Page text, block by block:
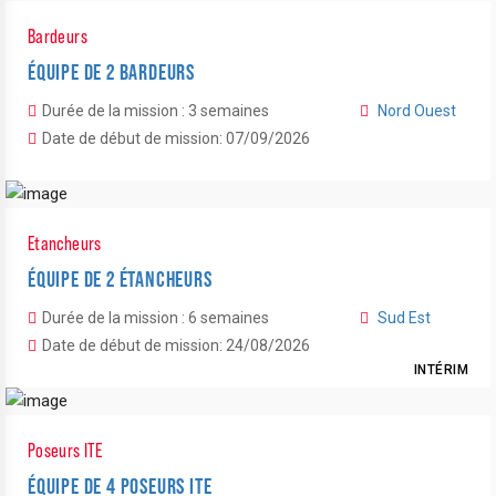
Bardeurs
ÉQUIPE DE 2 BARDEURS
Durée de la mission : 3 semaines
Date de début de mission: 07/09/2026
Nord Ouest
Etancheurs
ÉQUIPE DE 2 ÉTANCHEURS
Durée de la mission : 6 semaines
Date de début de mission: 24/08/2026
Sud Est
INTÉRIM
Poseurs ITE
ÉQUIPE DE 4 POSEURS ITE